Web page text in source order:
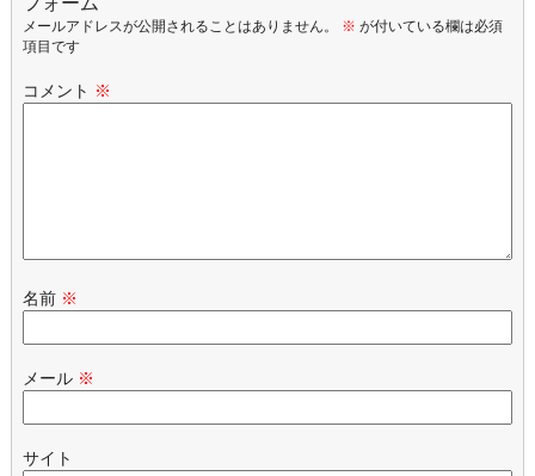
メールアドレスが公開されることはありません。 ※ が付いている欄は必須
項目です
コメント ※
名前 ※
メール ※
サイト